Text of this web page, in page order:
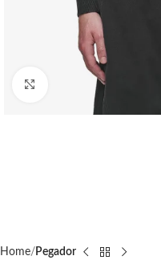
Click to enlarge
Home Pegador​